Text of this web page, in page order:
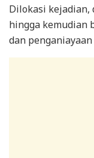
Dilokasi kejadian,
hingga kemudian
dan